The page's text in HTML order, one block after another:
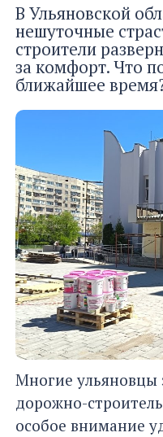
В Ульяновской
нешуточные
строители
за комфорт. Что
ближайшее
Многие ульяновцы
дорожно-
особое внимание